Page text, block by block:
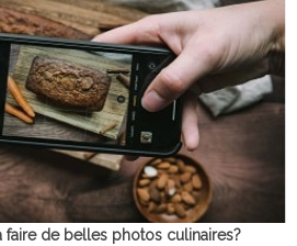
faire de belles photos culinaires?